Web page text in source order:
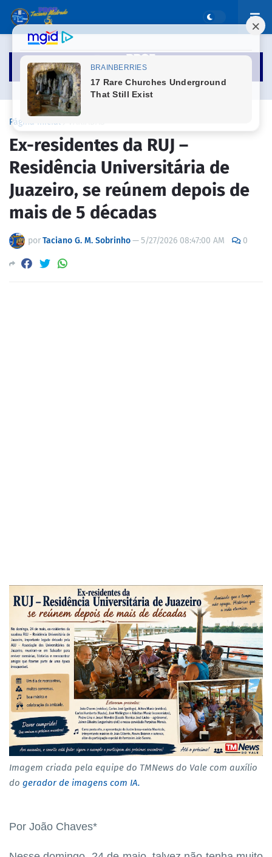
Página inicial
Ex-residentes da RUJ –
Residência Universitária de
Juazeiro, se reúnem depois de
mais de 5 décadas
porTaciano G. M. Sobrinho—5/27/2026 08:47:00 AM 0
Imagem criada pela equipe do TMNews do Vale com auxílio
do gerador de imagens com IA.
Por João Chaves*